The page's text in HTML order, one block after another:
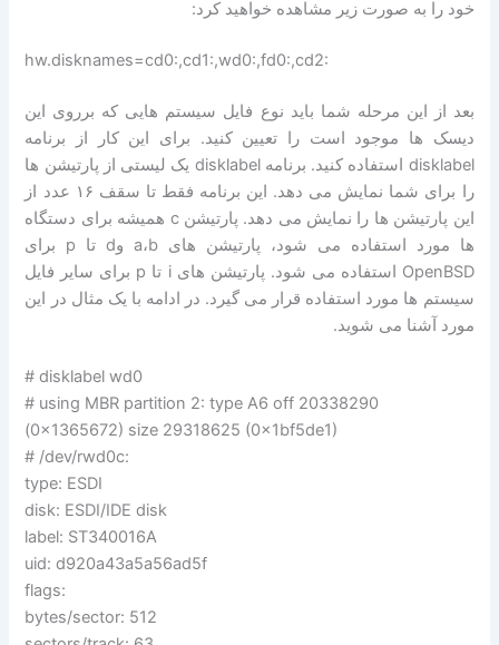
خود را به صورت زیر مشاهده خواهید کرد:
hw.disknames=cd0:,cd1:,wd0:,fd0:,cd2:
بعد از این مرحله شما باید نوع فایل سیستم هایی که برروی این
دیسک ها موجود است را تعیین کنید. برای این کار از برنامه
disklabel استفاده کنید. برنامه disklabel یک لیستی از پارتیشن ها
را برای شما نمایش می دهد. این برنامه فقط تا سقف ۱۶ عدد از
این پارتیشن ها را نمایش می دهد. پارتیشن c همیشه برای دستگاه
ها مورد استفاده می شود، پارتیشن های a،b وd تا p برای
OpenBSD استفاده می شود. پارتیشن های i تا p برای سایر فایل
سیستم ها مورد استفاده قرار می گیرد. در ادامه با یک مثال در این
مورد آشنا می شوید.
# disklabel wd0
# using MBR partition 2: type A6 off 20338290
(0x1365672) size 29318625 (0x1bf5de1)
# /dev/rwd0c:
type: ESDI
disk: ESDI/IDE disk
label: ST340016A
uid: d920a43a5a56ad5f
flags:
bytes/sector: 512